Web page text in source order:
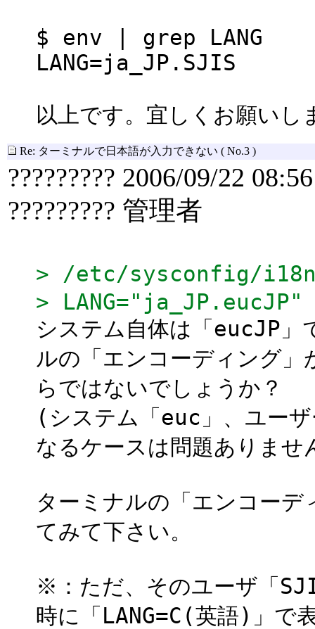
$ env | grep LANG
LANG=ja_JP.SJIS
以上です。宜しくお願いし
Re: ターミナルで日本語が入力できない ( No.3 )
????????? 2006/09/22 08:56
????????? 管理者
> /etc/sysconfig/
> LANG="ja_JP.eucJP"
システム自体は「eucJP」
ルの「エンコーディング
らではないでしょうか？
(システム「euc」、ユー
なるケースは問題ありませ
ターミナルの「エンコー
てみて下さい。
※：ただ、そのユーザ「
時に「LANG=C(英語)」で